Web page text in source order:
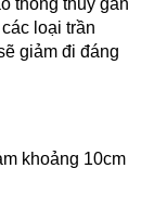
thông thủy gần
loại trần
giảm đi đáng
khoảng 10cm